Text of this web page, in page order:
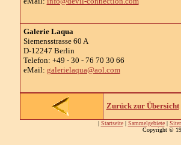
Galerie Laqua
Siemensstrasse 60 A
D-12247 Berlin
Telefon: +49 - 30 - 76 70 30 66
eMail: galerielaqua@aol.com
Zurück zur Übersicht
| Startseite| Sammelgebiete|
Copyright ©